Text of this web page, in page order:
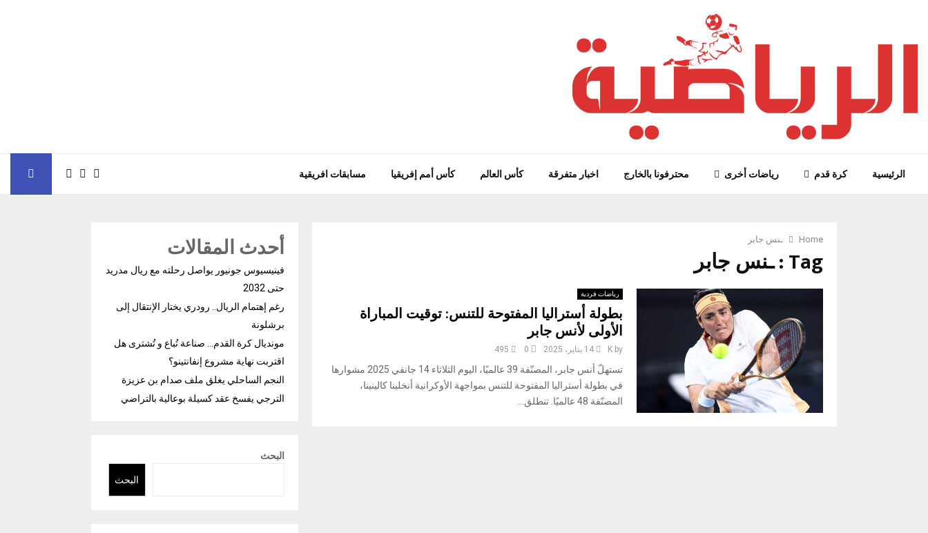
الرئيسية كرة قدم رياضات أخرى محترفونا بالخارج اخبار متفرقة كأس العالم كأس أمم إفريقيا مسابقات افريقية
Home ـنس جابر
Tag : ـنس جابر
رياضات فردية
بطولة أستراليا المفتوحة للتنس: توقيت المباراة
الأولى لأنس جابر
by
K 14 يناير، 2025 0
495
تستهلّ أنس جابر، المصنّفة 39 عالميًا، اليوم الثلاثاء 14 جانفي 2025 مشوارها
في بطولة أستراليا المفتوحة للتنس بمواجهة الأوكرانية أنخلينا كالينينا،
المصنّفة 48 عالميًا. تنطلق...
أحدث المقالات
فينيسيوس جونيور يواصل رحلته مع ريال مدريد
حتى 2032
رغم إهتمام الريال.. رودري يختار الإنتقال إلى
برشلونة
مونديال كرة القدم… صناعة تُباع و تُشترى هل
اقتربت نهاية مشروع إنفانتينو؟
النجم الساحلي يغلق ملف صدام بن عزيزة
الترجي يفسخ عقد كسيلة بوعالية بالتراضي
البحث
البحث